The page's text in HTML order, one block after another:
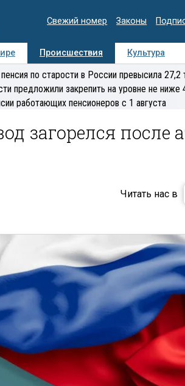
Свежий номер Законы
Происшествия Культура
Медиацентр Интервью
по старости в России превысила 27,2
предложили закрепить на уровне не ниже
работающих пенсионеров с 1 августа
загорелся после
Читать нас в